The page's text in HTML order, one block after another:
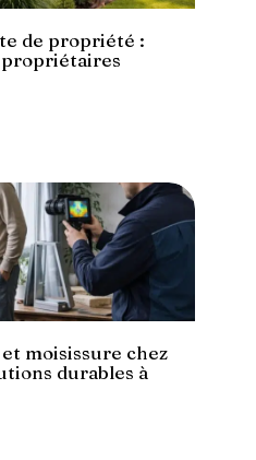
de propriété :
propriétaires
moisissure chez
durables à